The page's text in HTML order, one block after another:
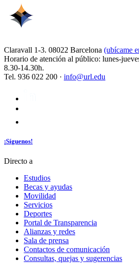
Claravall 1-3. 08022 Barcelona (ubícame
Horario de atención al público: lunes-
8.30-14.30h.
Tel. 936 022 200 · info@url.edu
¡Síguenos!
Directo a
Estudios
Becas y ayudas
Movilidad
Servicios
Deportes
Portal de Transparencia
Alianzas y redes
Sala de prensa
Contactos de comunicación
Consultas, quejas y sugerencias